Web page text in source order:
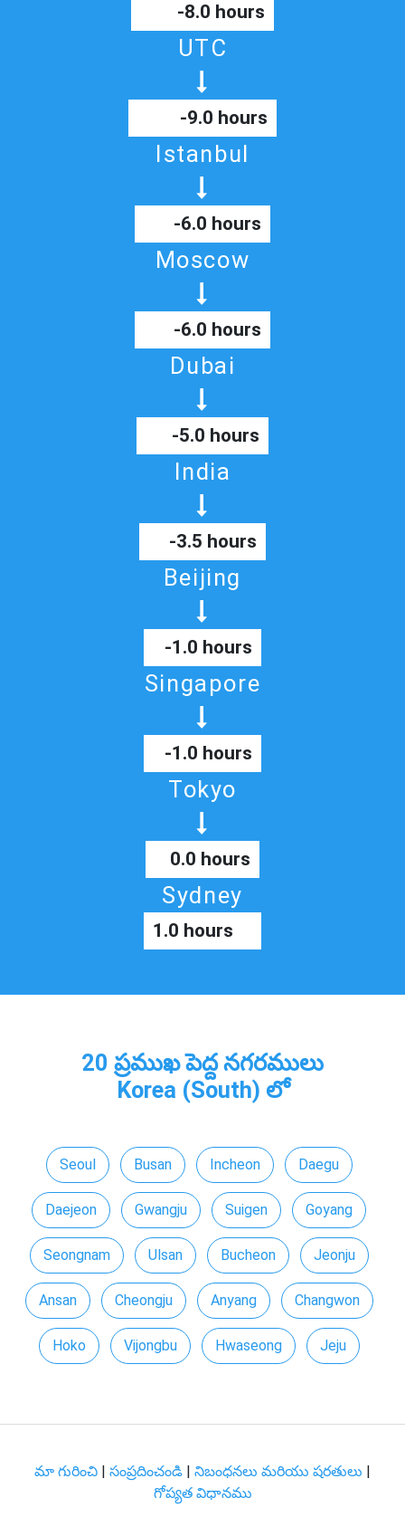
-8.0 hours
UTC
-9.0 hours
Istanbul
-6.0 hours
Moscow
-6.0 hours
Dubai
-5.0 hours
India
-3.5 hours
Beijing
-1.0 hours
Singapore
-1.0 hours
Tokyo
0.0 hours
Sydney
1.0 hours
20 ప్రముఖ పెద్ద నగరములు
Korea (South) లో
Seoul Busan Incheon Daegu
Daejeon Gwangju Suigen Goyang
Seongnam Ulsan Bucheon Jeonju
Ansan Cheongju Anyang Changwon
Hoko Vijongbu Hwaseong Jeju
మా గురించి సంప్రదించండి నిబంధనలు మరియు షరతులు
గోప్యత విధానము